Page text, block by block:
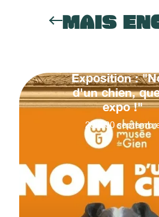
MAIS
Exposition :
d'un chien,
expo !"
20 30